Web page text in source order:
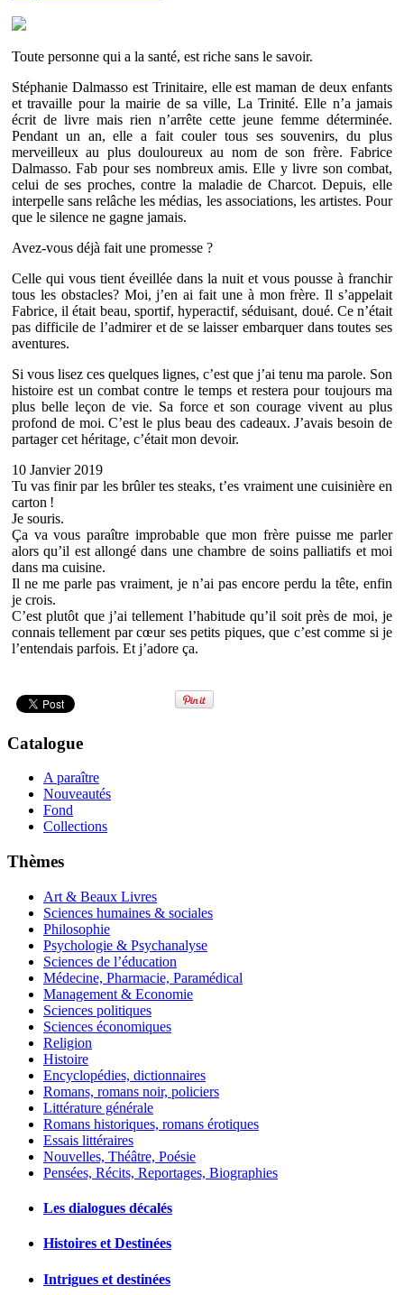
Toute personne qui a la santé, est riche sans le savoir.
Stéphanie Dalmasso est Trinitaire, elle est maman de deux enfants
et travaille pour la mairie de sa ville, La Trinité. Elle n’a jamais
écrit de livre mais rien n’arrête cette jeune femme déterminée.
Pendant un an, elle a fait couler tous ses souvenirs, du plus
merveilleux au plus douloureux au nom de son frère. Fabrice
Dalmasso. Fab pour ses nombreux amis. Elle y livre son combat,
celui de ses proches, contre la maladie de Charcot. Depuis, elle
interpelle sans relâche les médias, les associations, les artistes. Pour
que le silence ne gagne jamais.
Avez-vous déjà fait une promesse ?
Celle qui vous tient éveillée dans la nuit et vous pousse à franchir
tous les obstacles? Moi, j’en ai fait une à mon frère. Il s’appelait
Fabrice, il était beau, sportif, hyperactif, séduisant, doué. Ce n’était
pas difficile de l’admirer et de se laisser embarquer dans toutes ses
aventures.
Si vous lisez ces quelques lignes, c’est que j’ai tenu ma parole. Son
histoire est un combat contre le temps et restera pour toujours ma
plus belle leçon de vie. Sa force et son courage vivent au plus
profond de moi. C’est le plus beau des cadeaux. J’avais besoin de
partager cet héritage, c’était mon devoir.
10 Janvier 2019
Tu vas finir par les brûler tes steaks, t’es vraiment une cuisinière en
carton !
Je souris.
Ça va vous paraître improbable que mon frère puisse me parler
alors qu’il est allongé dans une chambre de soins palliatifs et moi
dans ma cuisine.
Il ne me parle pas vraiment, je n’ai pas encore perdu la tête, enfin
je crois.
C’est plutôt que j’ai tellement l’habitude qu’il soit près de moi, je
connais tellement par cœur ses petits piques, que c’est comme si je
l’entendais parfois. Et j’adore ça.
Catalogue
A paraître
Nouveautés
Fond
Collections
Thèmes
Art & Beaux Livres
Sciences humaines & sociales
Philosophie
Psychologie & Psychanalyse
Sciences de l’éducation
Médecine, Pharmacie, Paramédical
Management & Economie
Sciences politiques
Sciences économiques
Religion
Histoire
Encyclopédies, dictionnaires
Romans, romans noir, policiers
Littérature générale
Romans historiques, romans érotiques
Essais littéraires
Nouvelles, Théâtre, Poésie
Pensées, Récits, Reportages, Biographies
Les dialogues décalés
Histoires et Destinées
Intrigues et destinées